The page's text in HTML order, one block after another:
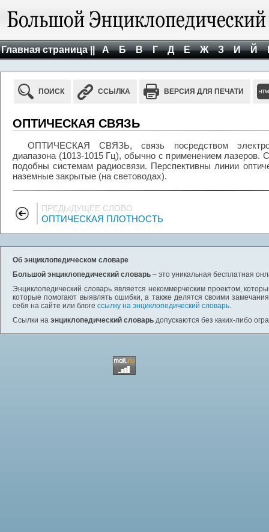
Главная страница || А Б В Г Д Е Ж З И Й
ПОИСК ССЫЛКА ВЕРСИЯ ДЛЯ ПЕЧАТИ
ОПТИЧЕСКАЯ СВЯЗЬ
ОПТИЧЕСКАЯ СВЯЗЬ, связь посредством
диапазона (1013-1015 Гц), обычно с применением лазеров.
подобны системам радиосвязи. Перспективны линии
наземные закрытые (на световодах).
ПРЕДЫДУЩЕЕ СЛОВО
ОПТИЧЕСКАЯ ПЛОТНОСТЬ
Об энциклопедическом словаре
Большой энциклопедический словарь – это уникальная бесплатная
Энциклопедический словарь является некоммерческим проектом,
которые помогают выявлять ошибки, а также делятся своими
себя на сайте или блоге ссылку на энциклопедический словарь.
Ссылки на энциклопедический словарь допускаются без каких-либо